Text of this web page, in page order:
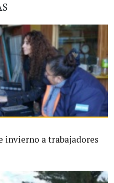
invierno a trabajadores